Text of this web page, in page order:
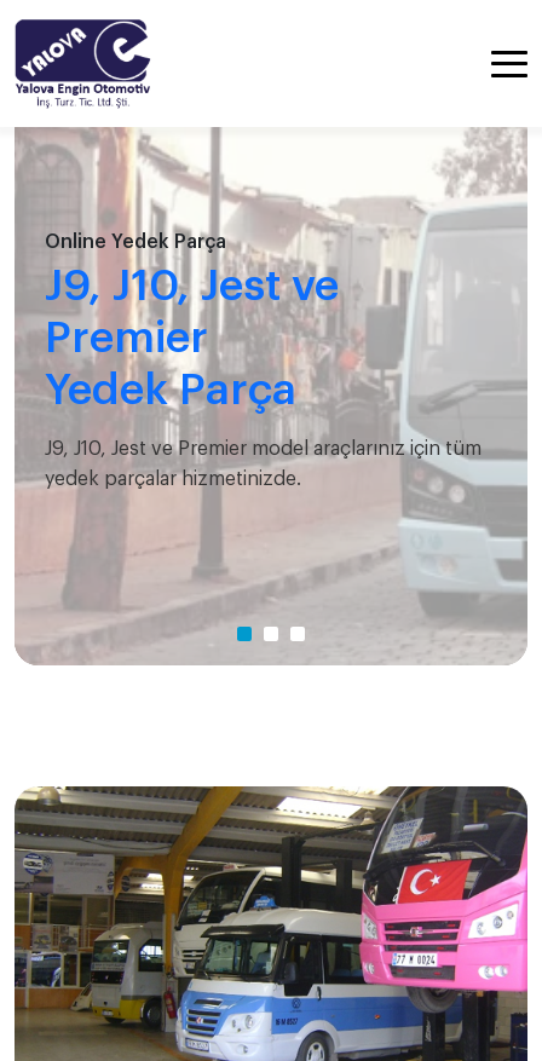
Online Yedek Parça
J9, J10, Jest ve
Premier
Yedek Parça
J9, J10, Jest ve Premier model araçlarınız için tüm
yedek parçalar hizmetinizde.